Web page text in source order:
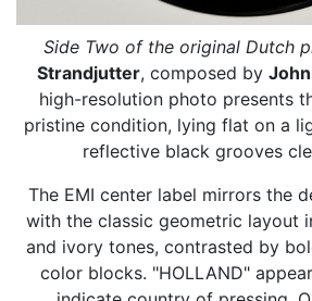
Side Two of the original Dutch
Strandjutter, composed by
high-resolution photo presents
pristine condition, lying flat on a
reflective black grooves
The EMI center label mirrors the
with the classic geometric layout
and ivory tones, contrasted by
color blocks. "HOLLAND"